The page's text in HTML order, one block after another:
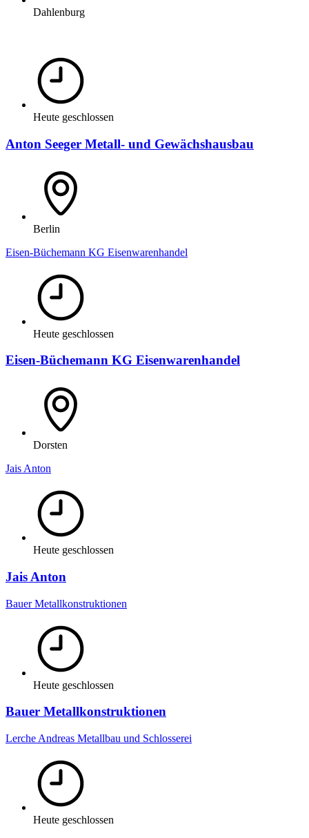
Dahlenburg
Heute geschlossen
Anton Seeger Metall- und Gewächshausbau
Berlin
Eisen-Büchemann KG Eisenwarenhandel
Heute geschlossen
Eisen-Büchemann KG Eisenwarenhandel
Dorsten
Jais Anton
Heute geschlossen
Jais Anton
Bauer Metallkonstruktionen
Heute geschlossen
Bauer Metallkonstruktionen
Lerche Andreas Metallbau und Schlosserei
Heute geschlossen